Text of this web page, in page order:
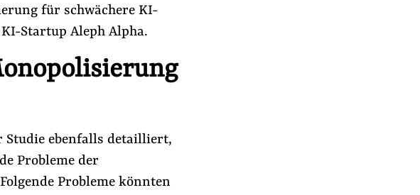
für schwächere KI-
Startup Aleph Alpha.
ebenfalls detailliert,
Probleme der
Probleme könnten